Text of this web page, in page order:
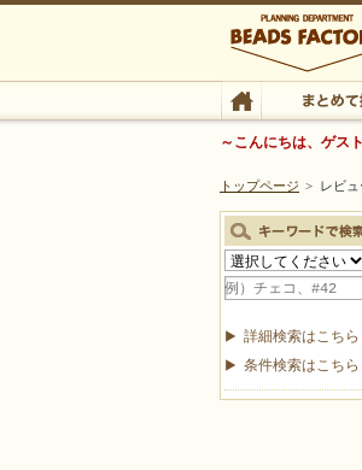
ビーズファクトリー
ビーズ・アクセサリ
TOP まとめて探す
～こんにちは、ゲス
トップページ > レビ
詳細検索はこちら
条件検索はこちら